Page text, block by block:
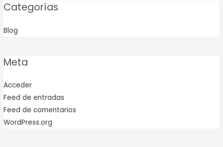
Categorías
Blog
Meta
Acceder
Feed de entradas
Feed de comentarios
WordPress.org